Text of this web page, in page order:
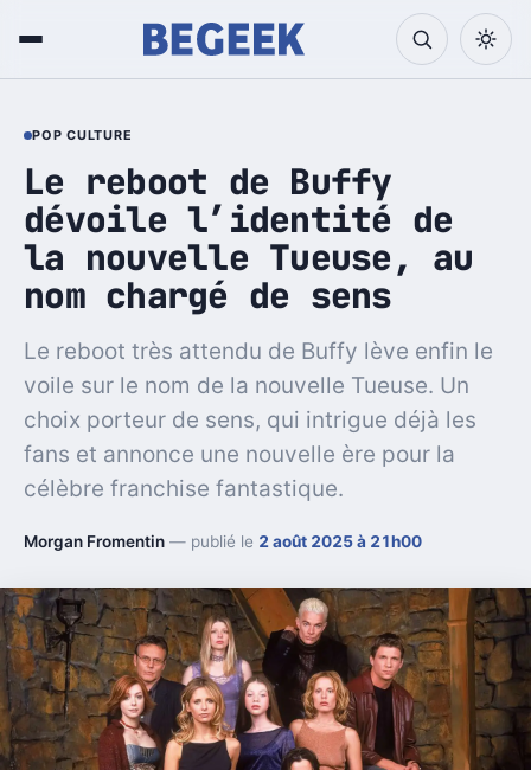
POP CULTURE
Le reboot de Buffy
dévoile l’identité de
la nouvelle Tueuse, au
nom chargé de sens
Le reboot très attendu de Buffy lève enfin le
voile sur le nom de la nouvelle Tueuse. Un
choix porteur de sens, qui intrigue déjà les
fans et annonce une nouvelle ère pour la
célèbre franchise fantastique.
Morgan Fromentin — publié le 2 août 2025 à 21h00